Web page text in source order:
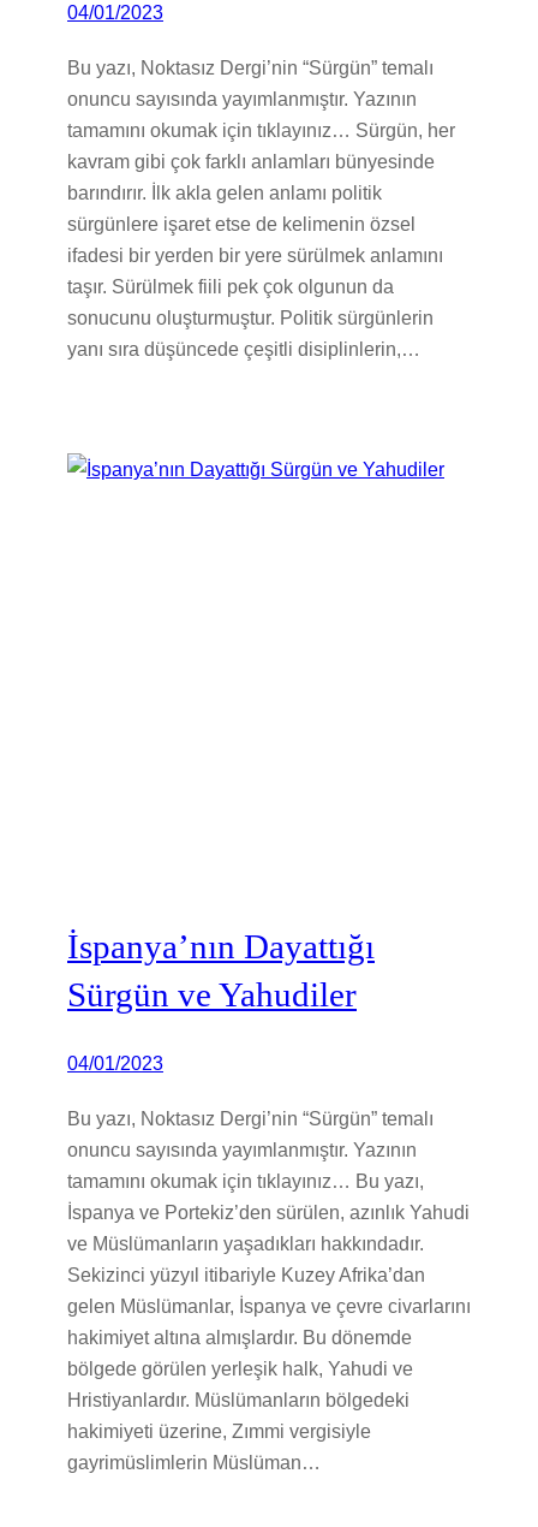
04/01/2023
Bu yazı, Noktasız Dergi’nin “Sürgün” temalı
onuncu sayısında yayımlanmıştır. Yazının
tamamını okumak için tıklayınız… Sürgün, her
kavram gibi çok farklı anlamları bünyesinde
barındırır. İlk akla gelen anlamı politik
sürgünlere işaret etse de kelimenin özsel
ifadesi bir yerden bir yere sürülmek anlamını
taşır. Sürülmek fiili pek çok olgunun da
sonucunu oluşturmuştur. Politik sürgünlerin
yanı sıra düşüncede çeşitli disiplinlerin,…
İspanya’nın Dayattığı
Sürgün ve Yahudiler
04/01/2023
Bu yazı, Noktasız Dergi’nin “Sürgün” temalı
onuncu sayısında yayımlanmıştır. Yazının
tamamını okumak için tıklayınız… Bu yazı,
İspanya ve Portekiz’den sürülen, azınlık Yahudi
ve Müslümanların yaşadıkları hakkındadır.
Sekizinci yüzyıl itibariyle Kuzey Afrika’dan
gelen Müslümanlar, İspanya ve çevre civarlarını
hakimiyet altına almışlardır. Bu dönemde
bölgede görülen yerleşik halk, Yahudi ve
Hristiyanlardır. Müslümanların bölgedeki
hakimiyeti üzerine, Zımmi vergisiyle
gayrimüslimlerin Müslüman…